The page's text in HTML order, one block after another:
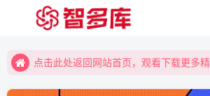
点击此处返回网站首页，观看下载更多精
点击此处返回网站首页，观看下载更多精